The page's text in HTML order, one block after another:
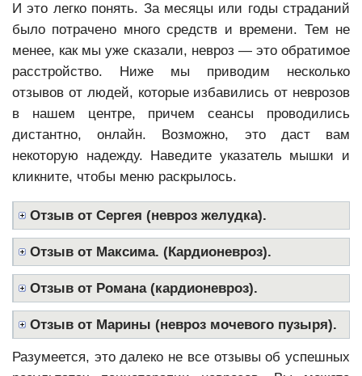
И это легко понять. За месяцы или годы страданий
было потрачено много средств и времени. Тем не
менее, как мы уже сказали, невроз — это обратимое
расстройство. Ниже мы приводим несколько
отзывов от людей, которые избавились от неврозов
в нашем центре, причем сеансы проводились
дистантно, онлайн. Возможно, это даст вам
некоторую надежду. Наведите указатель мышки и
кликните, чтобы меню раскрылось.
Отзыв от Сергея (невроз желудка).
Отзыв от Максима. (Кардионевроз).
Отзыв от Романа (кардионевроз).
Отзыв от Марины (невроз мочевого пузыря).
Разумеется, это далеко не все отзывы об успешных